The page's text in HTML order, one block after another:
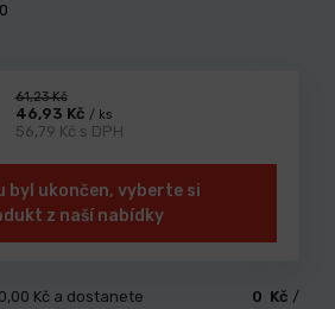
61,23 Kč
46,93 Kč / ks
56,79 Kč s DPH
byl ukončen, vyberte si
z naší nabídky
Kč a dostanete
0 Kč /